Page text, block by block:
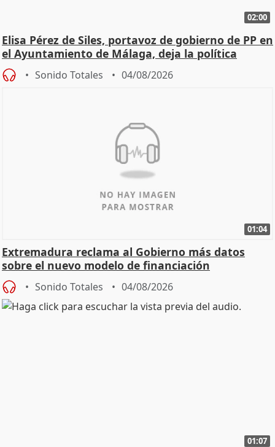
02:00
Elisa Pérez de Siles, portavoz de gobierno de PP en
el Ayuntamiento de Málaga, deja la política
Sonido Totales 04/08/2026
01:04
Extremadura reclama al Gobierno más datos
sobre el nuevo modelo de financiación
Sonido Totales 04/08/2026
01:07